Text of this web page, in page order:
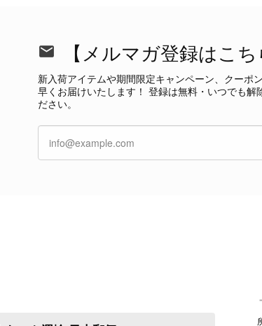
この度も当店をご利用いただき、そ
今回も商品を無事にお受け取りいた
て見つけたカラーとデザイン」との
本当に嬉しく思っております。 さら
す。 またご縁がございましたら、ぜ
発送が早く、商品も画像と一致しており満足で
【メルマガ登録はこち
新入荷アイテムや期間限定キャンペーン、クーポ
早くお届けいたします！ 登録は無料・いつでも解
ださい。